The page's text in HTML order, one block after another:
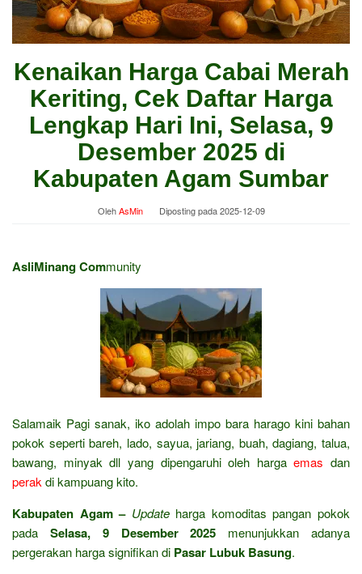
Kenaikan Harga Cabai Merah
Keriting, Cek Daftar Harga
Lengkap Hari Ini, Selasa, 9
Desember 2025 di
Kabupaten Agam Sumbar
OlehAsMin Diposting pada2025-12-09
AsliMinang Community
Salamaik Pagi sanak, iko adolah impo bara harago kini bahan
pokok seperti bareh, lado, sayua, jariang, buah, dagiang, talua,
bawang, minyak dll yang dipengaruhi oleh hargaemas dan
perak di kampuang kito.
Kabupaten Agam – Updateharga komoditas pangan pokok
pada Selasa, 9 Desember 2025 menunjukkan adanya
pergerakan harga signifikan di Pasar Lubuk Basung.